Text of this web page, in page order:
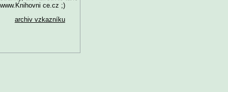
www.Knihovni ce.cz ;)
archiv vzkazníku